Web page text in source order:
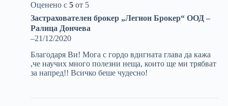
Оценено с 5 от 5
Застрахователен брокер „Легион Брокер“ ООД –
Ралица Дончева
–21/12/2020
Благодаря Ви! Мога с гордо вдигната глава да кажа
,че научих много полезни неща, които ще ми трябват
за напред!! Всичко беше чудесно!